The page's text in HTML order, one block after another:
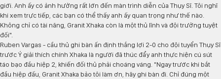
giới. Anh ấy có ảnh hưởng rất lớn đến màn trình diễn của Thụy Sĩ. Tôi nghĩ
khi xem trực tiếp, các bạn có thể thấy anh ấy quan trọng như thế nào.
Không chỉ có tài năng, Granit Xhaka còn là một thủ lĩnh và đội trưởng tuyệt
đối".
Ruben Vargas - cầu thủ ghi bàn ấn định thắng lợi 2-0 cho đội tuyển Thụy Sĩ
trước Ý giải thích chính Xhaka là người đã thúc đẩy anh thực hiện cú sút
táo bạo đầu hiệp 2, khiến đối thủ phải choáng váng. "Ngay trước khi bắt
đầu hiệp đấu, Granit Xhaka bảo tôi làm ơn, hãy ghi bàn đi. Chỉ đúng một